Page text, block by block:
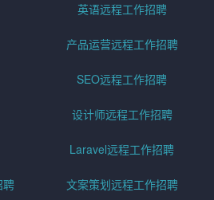
英语远程工作招聘
产品运营远程工作招聘
SEO远程工作招聘
设计师远程工作招聘
Laravel远程工作招聘
聘 文案策划远程工作招聘